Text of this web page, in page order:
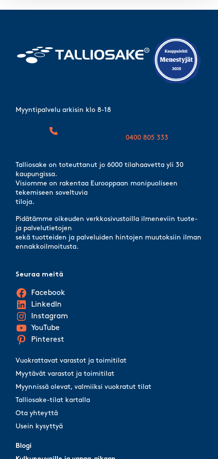
Myyntipalvelu arkisin klo 8-18
0400 805 333
Talliosake on toteuttanut jo 6000 tilahaavetta yli 30
kaupungissa.
Visiomme on rakentaa Eurooppaan monipuoliseen
tekemiseen soveltuvia
tiloja.
Pidätämme oikeuden verkkosivustoilla ilmeneviin tuote-
ja palvelutietojen
sekä tuotteiden ja palveluiden hintojen muutoksiin ilman
ennakkoilmoitusta.
Vuokrattavat varastot ja toimitilat
Myytävät varastot ja toimitilat
Myynnissä olevat, valmiiksi vuokratut tilat
Talliosake-tilat kartalla
Ota yhteyttä
Usein kysyttyä
Blogi
Seuraa meitä
Facebook
LinkedIn
Instagram
YouTube
Pinterest
Blogi